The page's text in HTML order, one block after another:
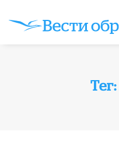
Тег: